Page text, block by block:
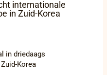
internationale
in Zuid-Korea